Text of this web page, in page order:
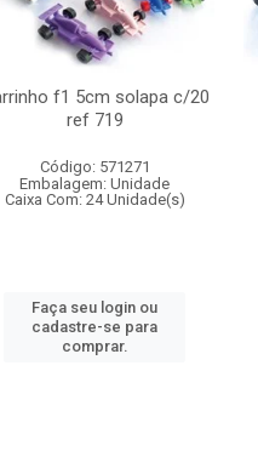
f1 5cm solapa c/20
ref 719
Código: 571271
Embalagem: Unidade
Caixa Com: 24 Unidade(s)
Faça seu login ou
cadastre-se para
comprar.